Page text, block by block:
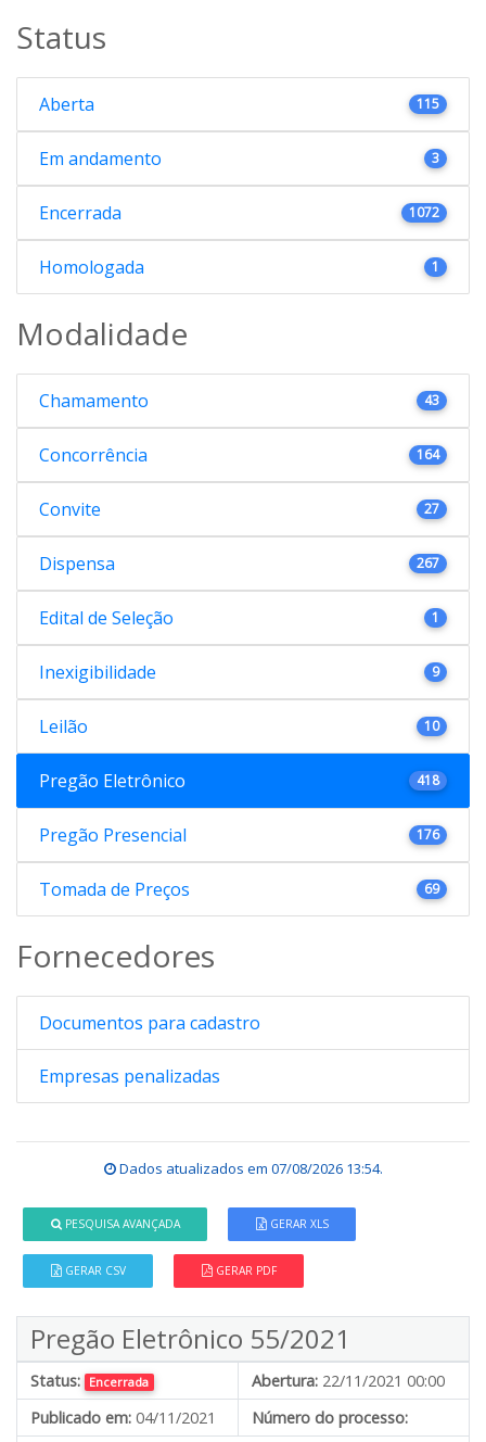
Status
Aberta 115
Em andamento 3
Encerrada 1072
Homologada 1
Modalidade
Chamamento 43
Concorrência 164
Convite 27
Dispensa 267
Edital de Seleção 1
Inexigibilidade 9
Leilão 10
Pregão Eletrônico 418
Pregão Presencial 176
Tomada de Preços 69
Fornecedores
Documentos para cadastro
Empresas penalizadas
Dados atualizados em 07/08/2026 13:54.
PESQUISA AVANÇADA GERAR XLS
GERAR CSV GERAR PDF
Pregão Eletrônico 55/2021
Status: Encerrada Abertura: 22/11/2021 00:00
Publicado em: 04/11/2021
Número do processo: